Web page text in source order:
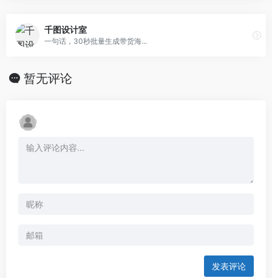
千图设计室
一句话，30秒批量生成带货海...
暂无评论
发表评论